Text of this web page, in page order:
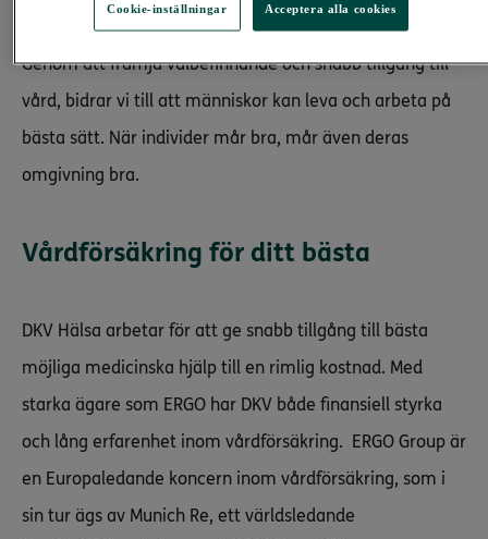
att ha hälsosamma och trygga liv.
Genom att främja välbefinnande och snabb tillgång till
vård, bidrar vi till att människor kan leva och arbeta på
bästa sätt. När individer mår bra, mår även deras
omgivning bra.
Vårdförsäkring för ditt bästa
DKV Hälsa arbetar för att ge snabb tillgång till bästa
möjliga medicinska hjälp till en rimlig kostnad. Med
starka ägare som ERGO har DKV både finansiell styrka
och lång erfarenhet inom vårdförsäkring. ERGO Group är
en Europaledande koncern inom vårdförsäkring, som i
sin tur ägs av Munich Re, ett världsledande
Acceptera alla cookies
Cookie-inställningar